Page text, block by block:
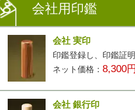
会社用印鑑
会社 実印
印鑑登録し、印鑑証
ネット価格：8,300
会社 銀行印